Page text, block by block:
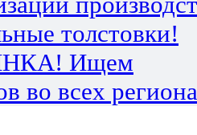
толстовки!
Ищем
во всех